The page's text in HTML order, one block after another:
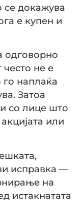
се докажува
е купен и
одговорно
не е
го наплаќа
Затоа
со лице што
или
исправка —
на
истакнатата